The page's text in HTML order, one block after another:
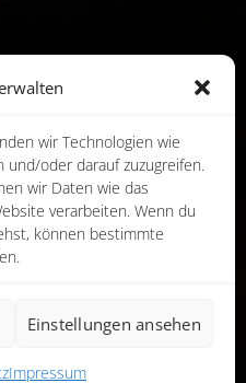
wir Technologien wie
oder darauf zuzugreifen.
wir Daten wie das
verarbeiten. Wenn du
können bestimmte
Einstellungen ansehen
Impressum